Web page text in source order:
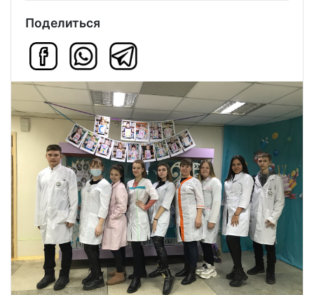
Поделиться